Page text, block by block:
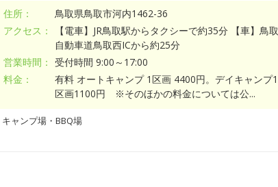
住所：
鳥取県鳥取市河内1462-36
アクセス：
【電車】JR鳥取駅からタクシーで約35分 【車】鳥取
自動車道鳥取西ICから約25分
営業時間： 受付時間 9:00～17:00
料金：
有料 オートキャンプ 1区画 4400円。デイキャンプ1
区画1100円 ※そのほかの料金については公...
キャンプ場・BBQ場